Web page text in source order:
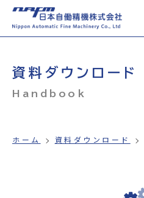
資料ダウンロード
Handbook
ホーム 資料ダウンロード